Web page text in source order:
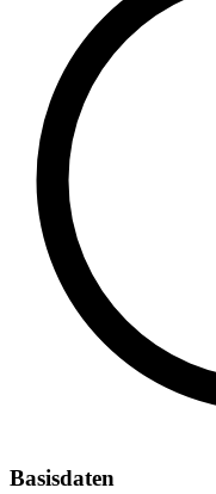
Basisdaten